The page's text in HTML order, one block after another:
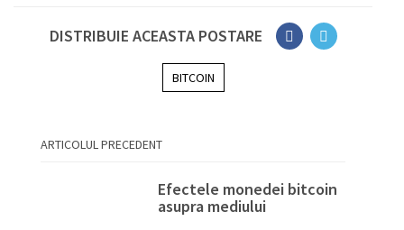
DISTRIBUIE ACEASTA POSTARE
BITCOIN
ARTICOLUL PRECEDENT
Efectele monedei bitcoin
asupra mediului